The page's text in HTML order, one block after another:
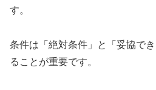
す。
条件は「絶対条件」と「妥協で
ることが重要です。